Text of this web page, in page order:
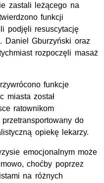
zastali leżącego na
funkcji
podjęli resuscytację
Daniel Gburzyński oraz
rozpoczęli masaż
funkcje
miasta został
ratownikom
do
opiekę lekarzy.
emocjonalnym może
choćby poprzez
na różnych